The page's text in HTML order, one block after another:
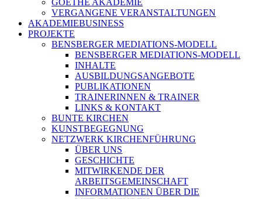
GOETHE AKADEMIE
VERGANGENE VERANSTALTUNGEN
AKADEMIEBUSINESS
PROJEKTE
BENSBERGER MEDIATIONS-MODELL
BENSBERGER MEDIATIONS-MODELL
INHALTE
AUSBILDUNGSANGEBOTE
PUBLIKATIONEN
TRAINERINNEN & TRAINER
LINKS & KONTAKT
BUNTE KIRCHEN
KUNSTBEGEGNUNG
NETZWERK KIRCHENFÜHRUNG
ÜBER UNS
GESCHICHTE
MITWIRKENDE DER
ARBEITSGEMEINSCHAFT
INFORMATIONEN ÜBER DIE